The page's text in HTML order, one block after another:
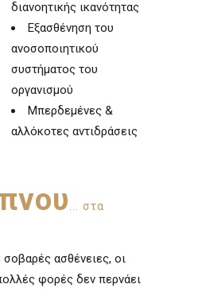
διανοητικής ικανότητας
Εξασθένηση του
ανοσοποιητικού
συστήματος του
οργανισμού
Μπερδεμένες &
αλλόκοτες αντιδράσεις
... στα
σοβαρές ασθένειες, οι
φορές δεν περνάει